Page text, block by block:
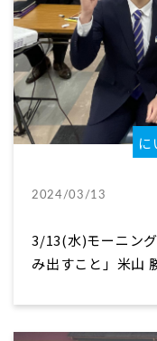
2024/03/13
3/13(水)モーニン
み出すこと」米山